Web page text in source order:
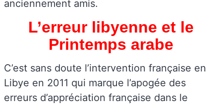
anciennement amis.
L’erreur libyenne et le
Printemps arabe
C’est sans doute l’intervention française en
Libye en 2011 qui marque l’apogée des
erreurs d’appréciation française dans le